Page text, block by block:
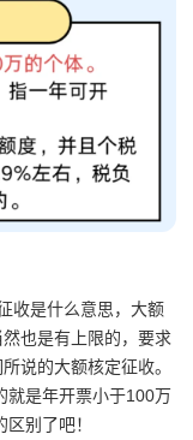
是什么意思，大额
也是有上限的，要求
说的大额核定征收。
就是年开票小于100万
别了吧！